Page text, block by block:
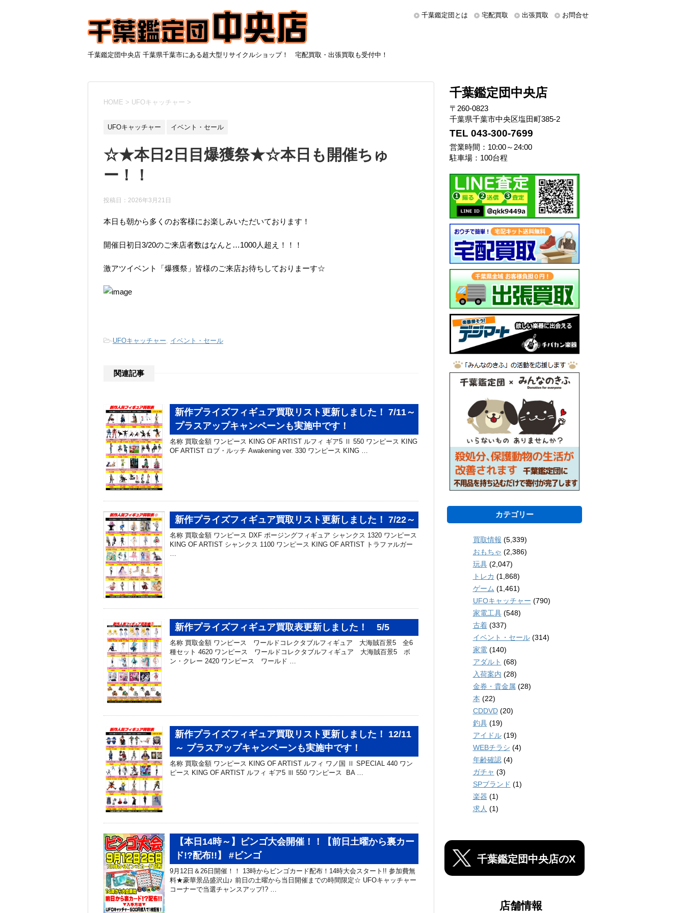
千葉鑑定団中央店 千葉県千葉市にある超大型リサイクルショップ！ 宅配買取・出張買取も受付中！
千葉鑑定団とは 宅配買取 出張買取 お問合せ
HOME > UFOキャッチャー >
UFOキャッチャー イベント・セール
☆★本日2日目爆獲祭★☆本日も開催ちゅ
ー！！
投稿日： 2026年3月21日
本日も朝から多くのお客様にお楽しみいただいております！
開催日初日3/20のご来店者数はなんと…1000人超え！！！
激アツイベント「爆獲祭」皆様のご来店お待ちしておりまーす☆
-UFOキャッチャー, イベント・セール
関連記事
新作プライズフィギュア買取リスト更新しました！ 7/11～
プラスアップキャンペーンも実施中です！
名称 買取金額 ワンピース KING OF ARTIST ルフィ ギア5 Ⅱ 550 ワンピース KING
OF ARTIST ロブ・ルッチ Awakening ver. 330 ワンピース KING …
新作プライズフィギュア買取リスト更新しました！ 7/22～
名称 買取金額 ワンピース DXF ポージングフィギュア シャンクス 1320 ワンピース
KING OF ARTIST シャンクス 1100 ワンピース KING OF ARTIST トラファルガー
新作プライズフィギュア買取表更新しました！ 5/5
名称 買取金額 ワンピース ワールドコレクタブルフィギュア 大海賊百景5 全6
種セット 4620 ワンピース ワールドコレクタブルフィギュア 大海賊百景5 ボ
ン・クレー 2420 ワンピース ワールド …
新作プライズフィギュア買取リスト更新しました！ 12/11
～ プラスアップキャンペーンも実施中です！
名称 買取金額 ワンピース KING OF ARTIST ルフィ ワノ国 Ⅱ SPECIAL 440 ワン
ピース KING OF ARTIST ルフィ ギア5 Ⅲ 550 ワンピース BA …
【本日14時～】ビンゴ大会開催！！【前日土曜から裏カー
ド!?配布!!】 #ビンゴ
9月12日＆26日開催！！ 13時からビンゴカード配布！14時大会スタート!! 参加費無
料★豪華景品盛沢山♪ 前日の土曜から当日開催までの時間限定☆ UFOキャッチャー
コーナーで当選チャンスアップ!? …
千葉鑑定団中央店
〒260-0823
千葉県千葉市中央区塩田町385-2
TEL 043-300-7699
営業時間：10:00～24:00
駐車場：100台程
カテゴリー
買取情報 (5,339)
おもちゃ (2,386)
玩具(2,047)
トレカ (1,868)
ゲーム (1,461)
UFOキャッチャー (790)
家電工具(548)
古着(337)
イベント・セール(314)
家電(140)
アダルト (68)
入荷案内 (28)
金券・貴金属 (28)
本 (22)
CDDVD(20)
釣具(19)
アイドル(19)
WEBチラシ (4)
年齢確認(4)
ガチャ (3)
SPブランド (1)
楽器 (1)
求人 (1)
千葉鑑定団中央店のX
店舗情報